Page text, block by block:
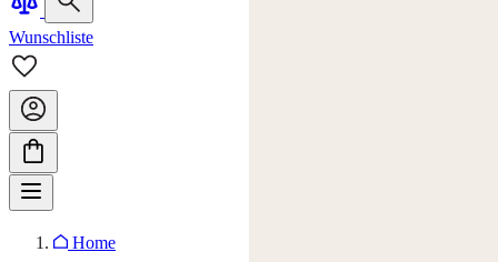
Wunschliste
Home